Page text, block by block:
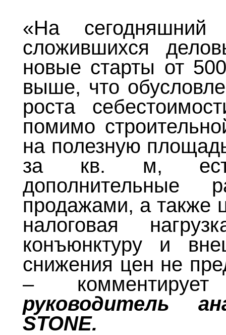
«На
сложившихся
новые старты от
выше, что
роста
помимо
на полезную
за кв. м,
дополнительные
продажами, а также
налоговая
конъюнктуру и
снижения цен не
– комментирует
руководитель
STONE.